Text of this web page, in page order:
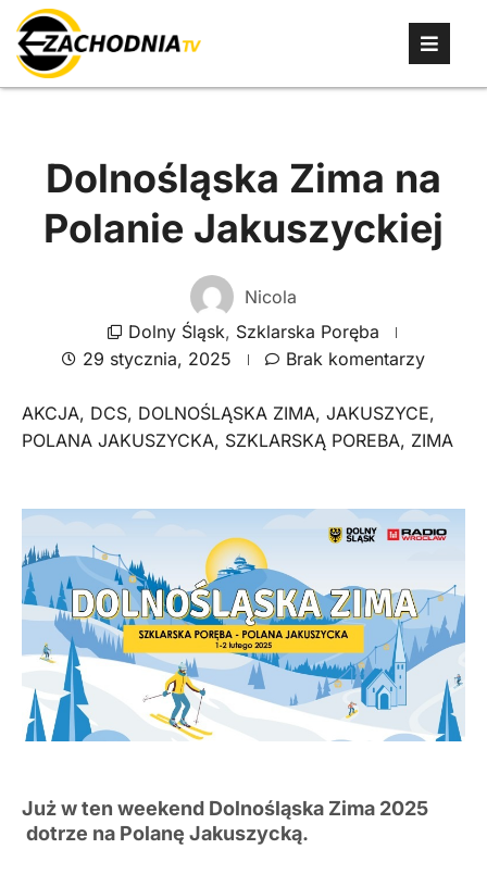
Dolnośląska Zima na
Polanie Jakuszyckiej
Nicola
Dolny Śląsk, Szklarska Poręba
29 stycznia, 2025
Brak komentarzy
AKCJA, DCS, DOLNOŚLĄSKA ZIMA, JAKUSZYCE,
POLANA JAKUSZYCKA, SZKLARSKĄ POREBA, ZIMA
Już w ten weekend Dolnośląska Zima 2025
dotrze na Polanę Jakuszycką.